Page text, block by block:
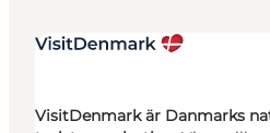
VisitDenmark är Danmarks